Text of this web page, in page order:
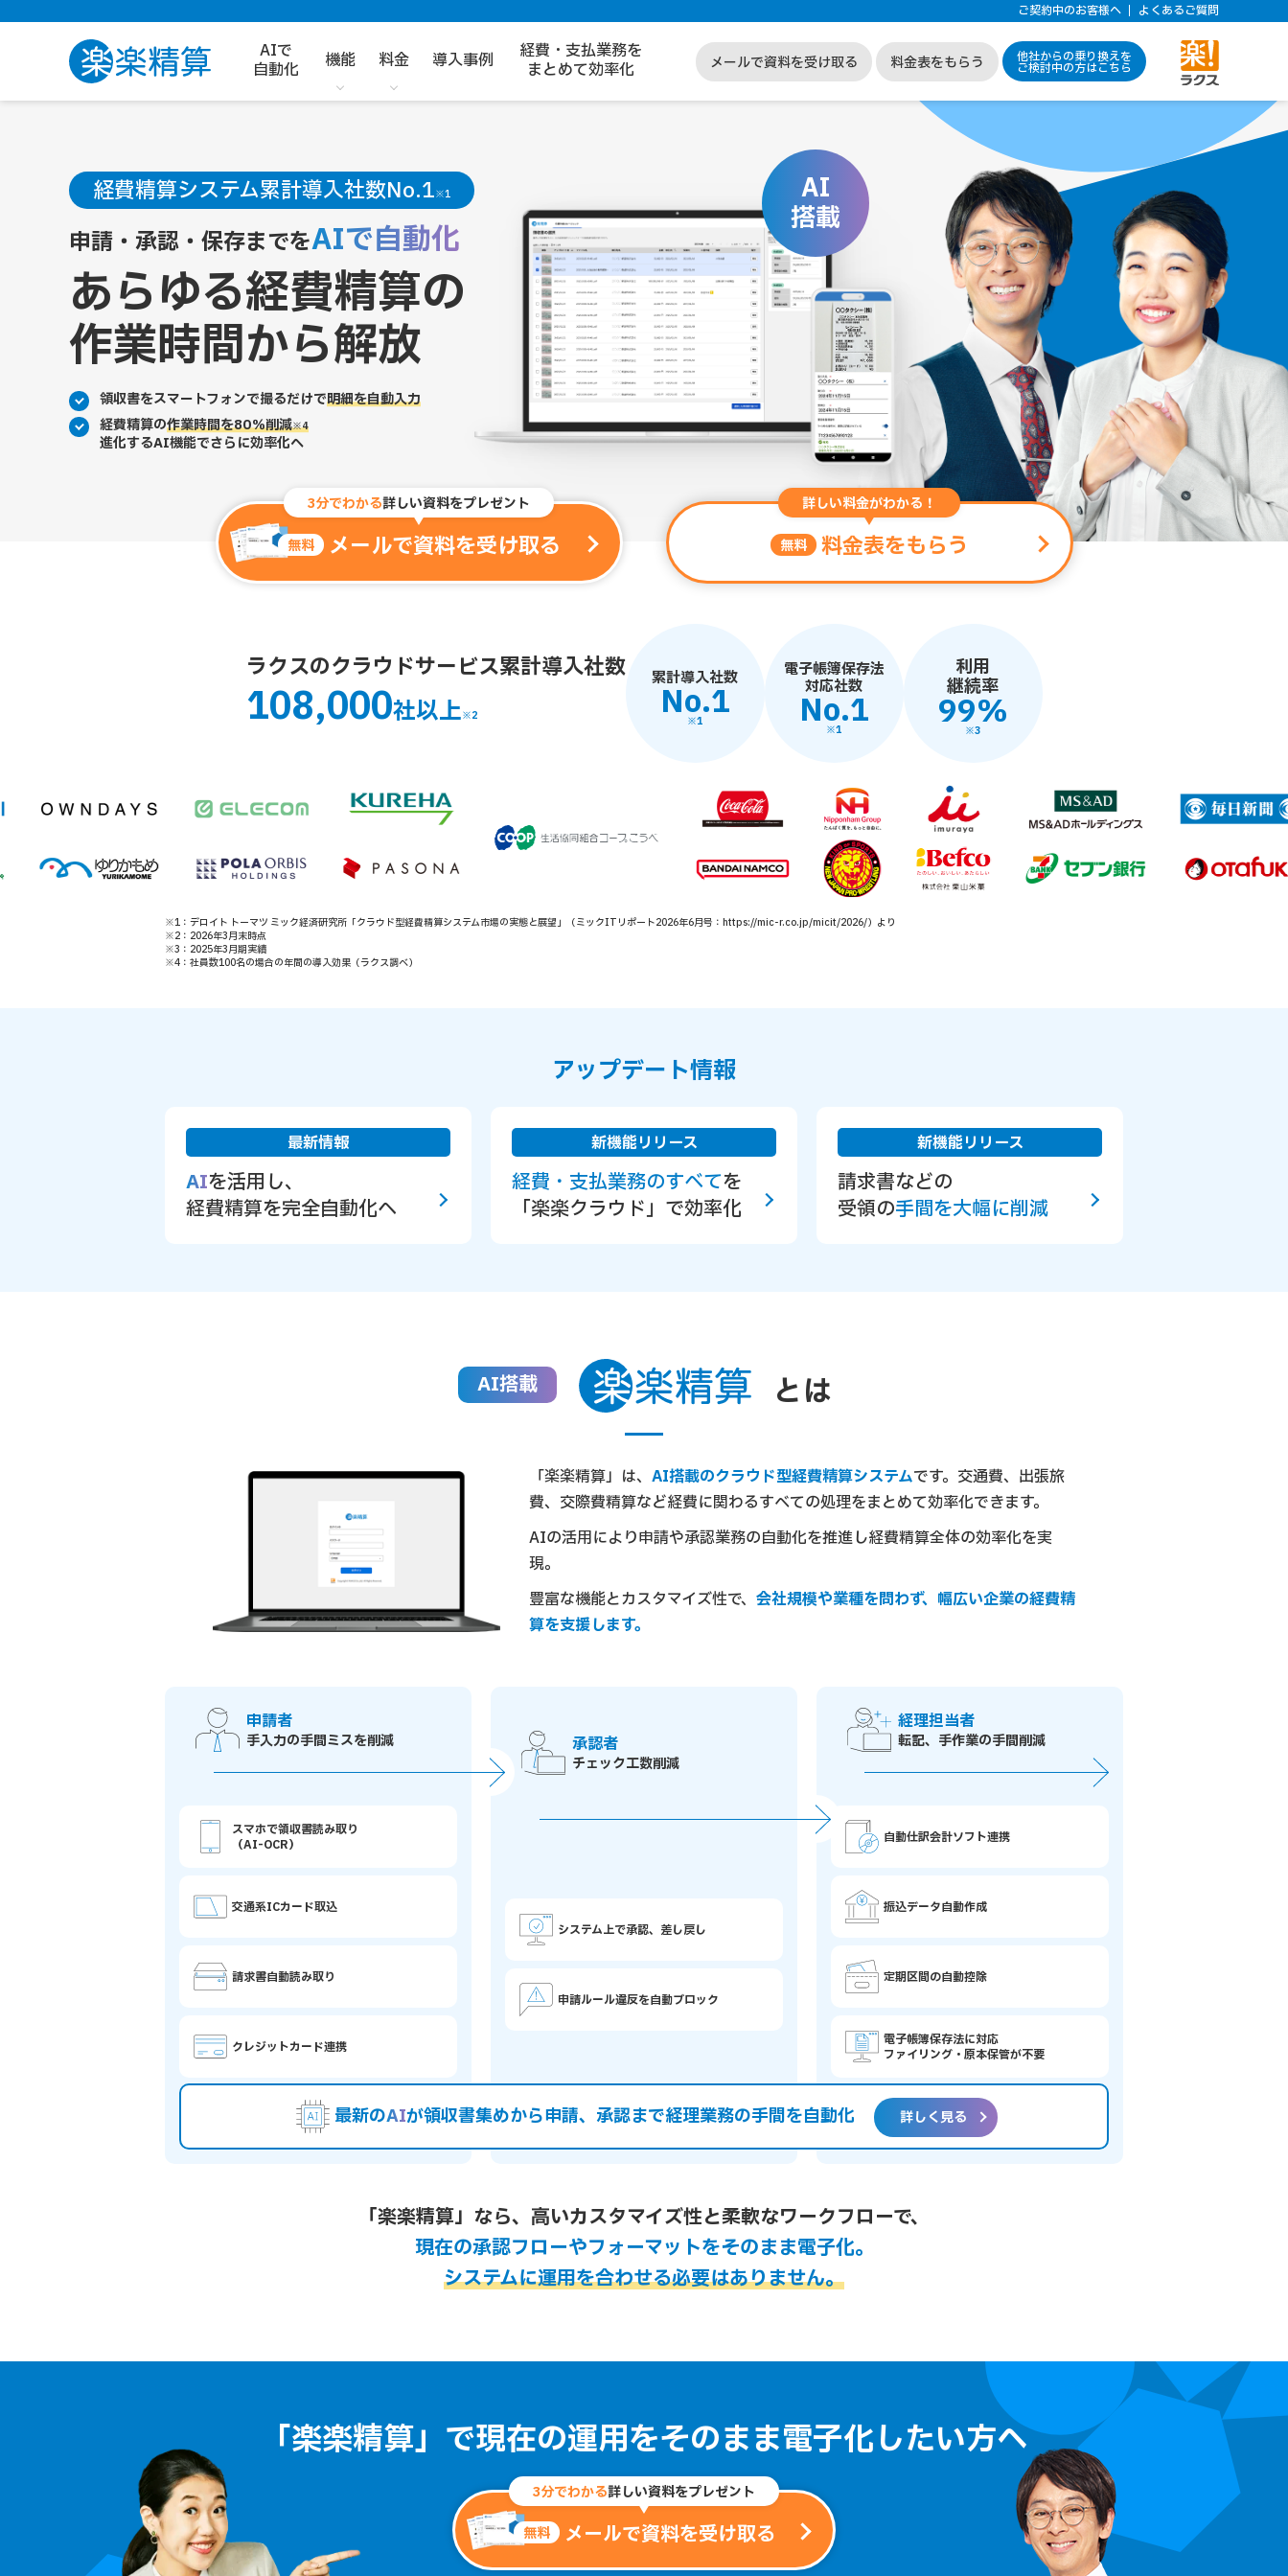
ご契約中のお客様へ よくあるご質問
AIで
自動化
機能 料金 導入事例
経費・支払業務を
まとめて効率化
メールで資料を受け取る 料金表をもらう 他社からの乗り換えを
ご検討中の方はこちら
経費精算システム累計導入社数No.1※1
申請・承認・保存までをAIで自動化
あらゆる経費精算の
作業時間から解放
領収書をスマートフォンで撮るだけで明細を自動入力
経費精算の作業時間を80％削減※4
進化するAI機能でさらに効率化へ
AI
搭載
3分でわかる詳しい資料をプレゼント
無料 メールで資料を受け取る
詳しい料金がわかる！
無料 料金表をもらう
ラクスのクラウドサービス累計導入社数
108,000社以上※2
累計導入社数
No.1
※1
電子帳簿保存法
対応社数
No.1
※1
利用
継続率
99%
※3
※1：デロイト トーマツ ミック経済研究所「クラウド型経費精算システム市場の実態と展望」（ミックITリポート2026年6月号：https://mic-r.co.jp/micit/2026/）より
※2：2026年3月末時点
※3：2025年3月期実績
※4：社員数100名の場合の年間の導入効果（ラクス調べ）
アップデート情報
最新情報
AIを活用し、
経費精算を完全自動化へ
新機能リリース
経費・支払業務のすべてを
「楽楽クラウド」で効率化
新機能リリース
請求書などの
受領の手間を大幅に削減
AI搭載 とは
「楽楽精算」は、 AI搭載のクラウド型経費精算システムです。交通費、出張旅
費、交際費精算など経費に関わるすべての処理をまとめて効率化できます。
AIの活用により申請や承認業務の自動化を推進し経費精算全体の効率化を実
現。
豊富な機能とカスタマイズ性で、 会社規模や業種を問わず、幅広い企業の経費精
算を支援します。
申請者
手入力の手間ミスを削減
スマホで領収書読み取り
（AI-OCR）
交通系ICカード取込
請求書自動読み取り
クレジットカード連携
承認者
チェック工数削減
システム上で承認、差し戻し
申請ルール違反を自動ブロック
経理担当者
転記、手作業の手間削減
自動仕訳会計ソフト連携
振込データ自動作成
定期区間の自動控除
電子帳簿保存法に対応
ファイリング・原本保管が不要
最新のAIが領収書集めから申請、承認まで経理業務の手間を自動化 詳しく見る
「楽楽精算」なら、高いカスタマイズ性と柔軟なワークフローで、
現在の承認フローやフォーマットをそのまま電子化。
システムに運用を合わせる必要はありません。
「楽楽精算」で現在の運用をそのまま電子化したい方へ
3分でわかる詳しい資料をプレゼント
無料 メールで資料を受け取る